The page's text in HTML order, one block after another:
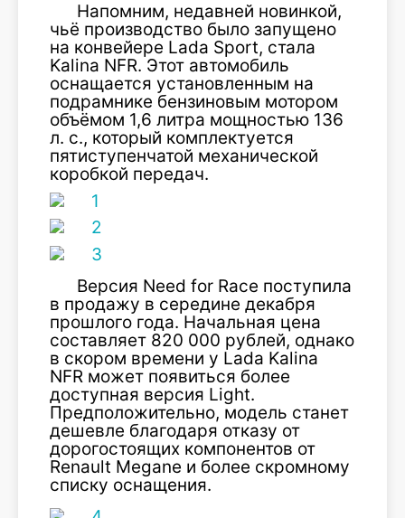
Напомним, недавней новинкой,
чьё производство было запущено
на конвейере Lada Sport, стала
Kalina NFR. Этот автомобиль
оснащается установленным на
подрамнике бензиновым мотором
объёмом 1,6 литра мощностью 136
л. с., который комплектуется
пятиступенчатой механической
коробкой передач.
Версия Need for Race поступила
в продажу в середине декабря
прошлого года. Начальная цена
составляет 820 000 рублей, однако
в скором времени у Lada Kalina
NFR может появиться более
доступная версия Light.
Предположительно, модель станет
дешевле благодаря отказу от
дорогостоящих компонентов от
Renault Megane и более скромному
списку оснащения.